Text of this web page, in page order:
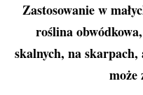
Zastosowanie w
roślina
skalnych, na
może